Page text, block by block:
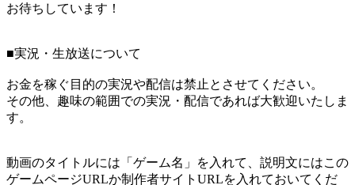
お待ちしています！
■実況・生放送について
お金を稼ぐ目的の実況や配信は禁止とさせてください。
その他、趣味の範囲での実況・配信であれば大歓迎いたしま
す。
動画のタイトルには「ゲーム名」を入れて、説明文にはこの
ゲームページURLか制作者サイトURLを入れておいてくだ